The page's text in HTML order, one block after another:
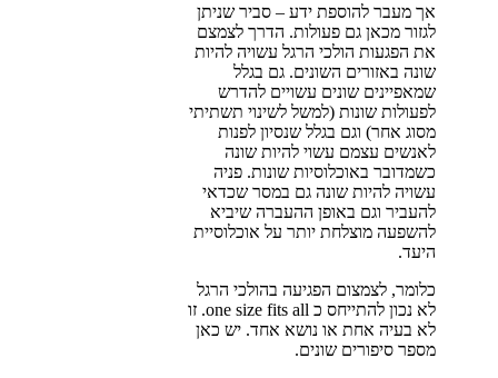
אך מעבר להוספת ידע – סביר שניתן
לגזור מכאן גם פעולות. הדרך לצמצם
את הפגעות הולכי הרגל עשויה להיות
שונה באזורים השונים. גם בגלל
שמאפיינים שונים עשויים להדרש
לפעולות שונות (למשל לשינוי תשתיתי
מסוג אחר) וגם בגלל שנסיון לפנות
לאנשים עצמם עשוי להיות שונה
כשמדובר באוכלוסיות שונות. פניה
עשויה להיות שונה גם במסר שכדאי
להעביר וגם באופן ההעברה שיביא
להשפעה מוצלחת יותר על אוכלוסיית
היעד.
כלומר, לצמצום הפגיעה בהולכי הרגל
לא נכון להתייחס כ one size fits all. זו
לא בעיה אחת או נושא אחד. יש כאן
מספר סיפורים שונים.